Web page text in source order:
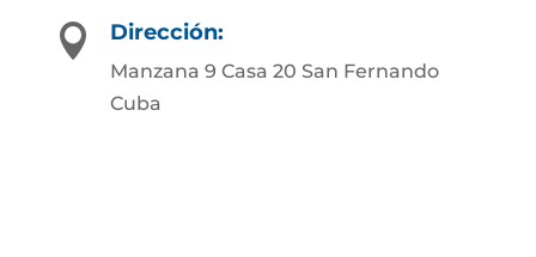
 Dirección:
Manzana 9 Casa 20 San Fernando
Cuba